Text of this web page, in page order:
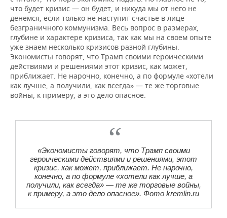
что будет кризис — он будет, и никуда мы от него не
денемся, если только не наступит счастье в лице
безграничного коммунизма. Весь вопрос в размерах,
глубине и характере кризиса, так как мы на своем опыте
уже знаем несколько кризисов разной глубины.
Экономисты говорят, что Трамп своими героическими
действиями и решениями этот кризис, как может,
приближает. Не нарочно, конечно, а по формуле «хотели
как лучше, а получили, как всегда» — те же торговые
войны, к примеру, а это дело опасное.
«Экономисты говорят, что Трамп своими
героическими действиями и решениями, этот
кризис, как может, приближает. Не нарочно,
конечно, а по формуле «хотели как лучше, а
получили, как всегда» — те же торговые войны,
к примеру, а это дело опасное». Фото kremlin.ru